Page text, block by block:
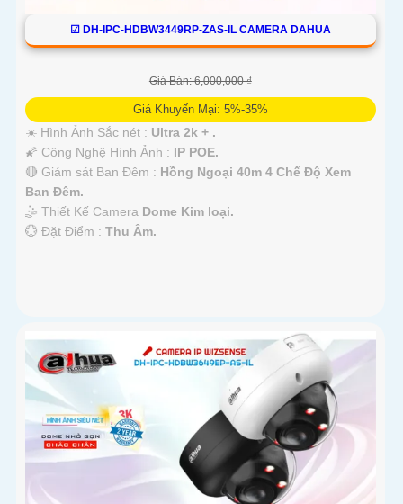
☑ DH-IPC-HDBW3449RP-ZAS-IL CAMERA DAHUA
Giá Bán: 6,000,000 ₫
Giá Khuyến Mại: 5%-35%
☀️ Hình Ảnh Sắc nét : Ultra 2k + .
🌠 Công Nghệ Hình Ảnh : IP POE.
🔴 Giám sát Ban Đêm : Hồng Ngoại 40m 4 Chế Độ Xem
Ban Đêm.
🤹 Thiết Kế Camera Dome Kim loại.
️💮 Đặt Điểm : Thu Âm.